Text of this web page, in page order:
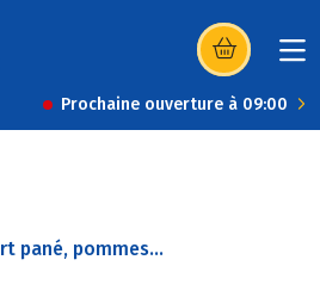
(s’ouvre dans
Prochaine ouverture à 09:00
pané, pommes...